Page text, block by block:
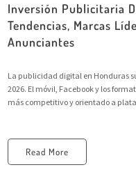
Inversión Publicitaria
Tendencias, Marcas
Anunciantes
La publicidad digital en Honduras
2026. El móvil, Facebook y los
más competitivo y orientado a
Read More